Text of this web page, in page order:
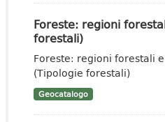
Foreste: regioni
forestali)
Foreste: regioni forestali
(Tipologie forestali)
Geocatalogo